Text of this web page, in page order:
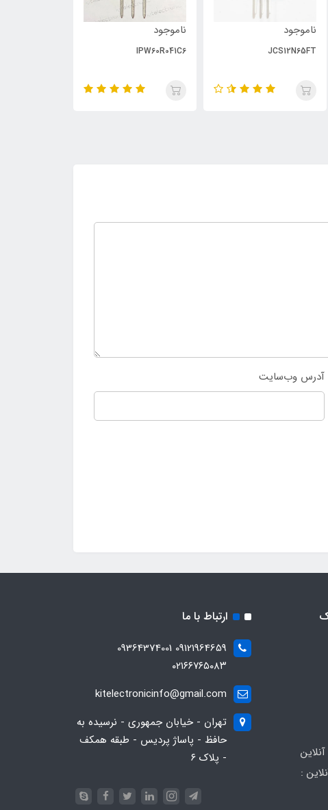
ناموجود
JCS12N65FT
ناموجود
IPW60R041C6
آدرس وب‌سایت
:
ارتباط با ما
09121964659 09364374001
۰۲۱۶۶۷۶۵۰۸۳
kitelectronicinfo@gmail.com
تهران - خیابان جمهوری - نرسیده به
حافظ - پاساژ پردیس - طبقه همکف
- پلاک ۶